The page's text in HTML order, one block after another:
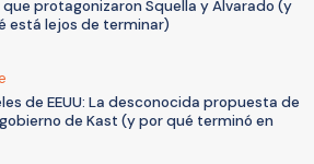
protagonizaron Squella y Alvarado (y
está lejos de terminar)
de EEUU: La desconocida propuesta de
de Kast (y por qué terminó en